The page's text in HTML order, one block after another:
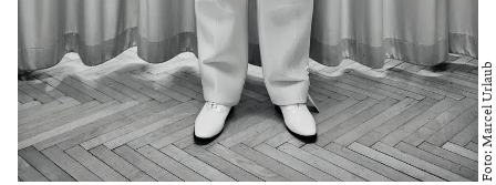
Foto: Marcel Urlaub